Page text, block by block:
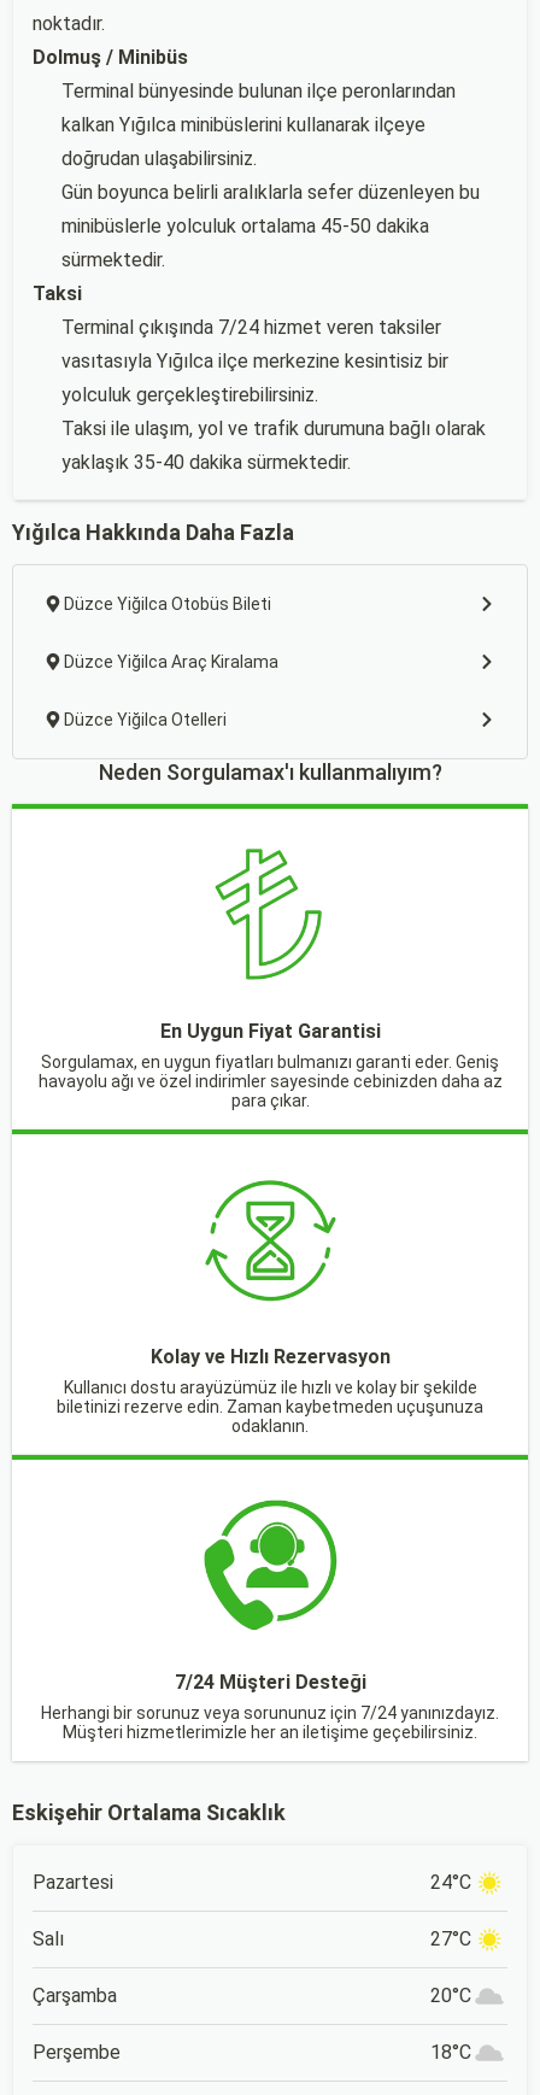
noktadır.
Dolmuş / Minibüs
Terminal bünyesinde bulunan ilçe peronlarından
kalkan Yığılca minibüslerini kullanarak ilçeye
doğrudan ulaşabilirsiniz.
Gün boyunca belirli aralıklarla sefer düzenleyen bu
minibüslerle yolculuk ortalama 45-50 dakika
sürmektedir.
Taksi
Terminal çıkışında 7/24 hizmet veren taksiler
vasıtasıyla Yığılca ilçe merkezine kesintisiz bir
yolculuk gerçekleştirebilirsiniz.
Taksi ile ulaşım, yol ve trafik durumuna bağlı olarak
yaklaşık 35-40 dakika sürmektedir.
Yığılca Hakkında Daha Fazla
Düzce Yiğilca Otobüs Bileti
Düzce Yiğilca Araç Kiralama
Düzce Yiğilca Otelleri
Neden Sorgulamax'ı kullanmalıyım?
En Uygun Fiyat Garantisi
Sorgulamax, en uygun fiyatları bulmanızı garanti eder. Geniş
havayolu ağı ve özel indirimler sayesinde cebinizden daha az
para çıkar.
Kolay ve Hızlı Rezervasyon
Kullanıcı dostu arayüzümüz ile hızlı ve kolay bir şekilde
biletinizi rezerve edin. Zaman kaybetmeden uçuşunuza
odaklanın.
7/24 Müşteri Desteği
Herhangi bir sorunuz veya sorununuz için 7/24 yanınızdayız.
Müşteri hizmetlerimizle her an iletişime geçebilirsiniz.
Eskişehir Ortalama Sıcaklık
Pazartesi 24°C
Salı 27°C
Çarşamba 20°C
Perşembe 18°C